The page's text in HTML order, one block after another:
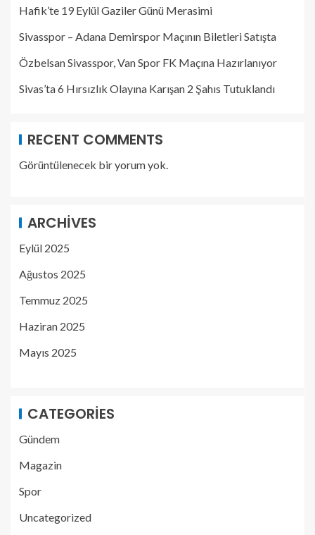
Hafik’te 19 Eylül Gaziler Günü Merasimi
Sivasspor – Adana Demirspor Maçının Biletleri Satışta
Özbelsan Sivasspor, Van Spor FK Maçına Hazırlanıyor
Sivas’ta 6 Hırsızlık Olayına Karışan 2 Şahıs Tutuklandı
RECENT COMMENTS
Görüntülenecek bir yorum yok.
ARCHIVES
Eylül 2025
Ağustos 2025
Temmuz 2025
Haziran 2025
Mayıs 2025
CATEGORIES
Gündem
Magazin
Spor
Uncategorized